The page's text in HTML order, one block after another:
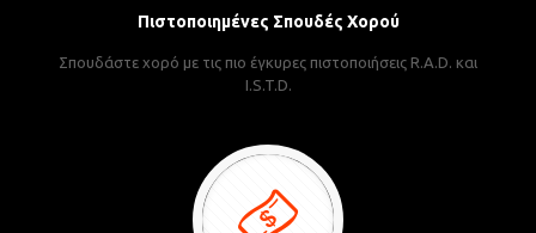
Πιστοποιημένες Σπουδές Χορού
Σπουδάστε χορό με τις πιο έγκυρες πιστοποιήσεις R.A.D. και
I.S.T.D.